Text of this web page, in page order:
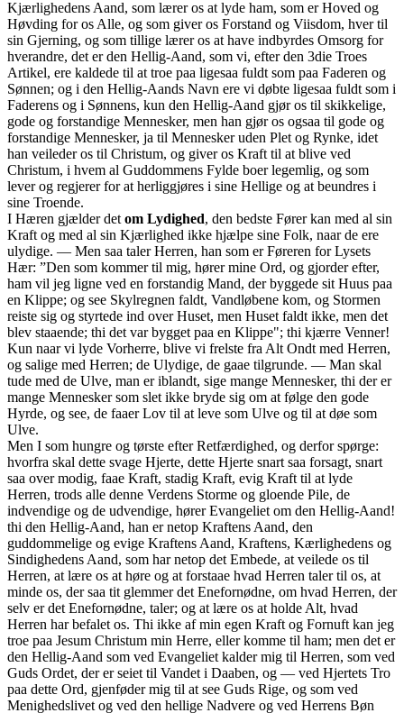
Kjærlighedens Aand, som lærer os at lyde ham, som er Hoved og
Høvding for os Alle, og som giver os Forstand og Viisdom, hver til
sin Gjerning, og som tillige lærer os at have indbyrdes Omsorg for
hverandre, det er den Hellig-Aand, som vi, efter den 3die Troes
Artikel, ere kaldede til at troe paa ligesaa fuldt som paa Faderen og
Sønnen; og i den Hellig-Aands Navn ere vi døbte ligesaa fuldt som i
Faderens og i Sønnens, kun den Hellig-Aand gjør os til skikkelige,
gode og forstandige Mennesker, men han gjør os ogsaa til gode og
forstandige Mennesker, ja til Mennesker uden Plet og Rynke, idet
han veileder os til Christum, og giver os Kraft til at blive ved
Christum, i hvem al Guddommens Fylde boer legemlig, og som
lever og regjerer for at herliggjøres i sine Hellige og at beundres i
sine Troende.
I Hæren gjælder det om Lydighed, den bedste Fører kan med al sin
Kraft og med al sin Kjærlighed ikke hjælpe sine Folk, naar de ere
ulydige. — Men saa taler Herren, han som er Føreren for Lysets
Hær: ”Den som kommer til mig, hører mine Ord, og gjorder efter,
ham vil jeg ligne ved en forstandig Mand, der byggede sit Huus paa
en Klippe; og see Skylregnen faldt, Vandløbene kom, og Stormen
reiste sig og styrtede ind over Huset, men Huset faldt ikke, men det
blev staaende; thi det var bygget paa en Klippe"; thi kjærre Venner!
Kun naar vi lyde Vorherre, blive vi frelste fra Alt Ondt med Herren,
og salige med Herren; de Ulydige, de gaae tilgrunde. — Man skal
tude med de Ulve, man er iblandt, sige mange Mennesker, thi der er
mange Mennesker som slet ikke bryde sig om at følge den gode
Hyrde, og see, de faaer Lov til at leve som Ulve og til at døe som
Ulve.
Men I som hungre og tørste efter Retfærdighed, og derfor spørge:
hvorfra skal dette svage Hjerte, dette Hjerte snart saa forsagt, snart
saa over modig, faae Kraft, stadig Kraft, evig Kraft til at lyde
Herren, trods alle denne Verdens Storme og gloende Pile, de
indvendige og de udvendige, hører Evangeliet om den Hellig-Aand!
thi den Hellig-Aand, han er netop Kraftens Aand, den
guddommelige og evige Kraftens Aand, Kraftens, Kærlighedens og
Sindighedens Aand, som har netop det Embede, at veilede os til
Herren, at lære os at høre og at forstaae hvad Herren taler til os, at
minde os, der saa tit glemmer det Enefornødne, om hvad Herren, der
selv er det Enefornødne, taler; og at lære os at holde Alt, hvad
Herren har befalet os. Thi ikke af min egen Kraft og Fornuft kan jeg
troe paa Jesum Christum min Herre, eller komme til ham; men det er
den Hellig-Aand som ved Evangeliet kalder mig til Herren, som ved
Guds Ordet, der er seiet til Vandet i Daaben, og — ved Hjertets Tro
paa dette Ord, gjenføder mig til at see Guds Rige, og som ved
Menighedslivet og ved den hellige Nadvere og ved Herrens Bøn